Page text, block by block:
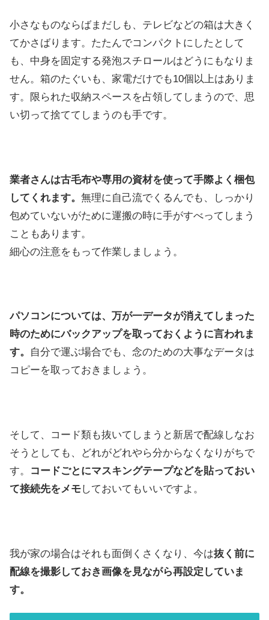
小さなものならばまだしも、テレビなどの箱は大きく
てかさばります。たたんでコンパクトにしたとして
も、中身を固定する発泡スチロールはどうにもなりま
せん。箱のたぐいも、家電だけでも10個以上はありま
す。限られた収納スペースを占領してしまうので、思
い切って捨ててしまうのも手です。
業者さんは古毛布や専用の資材を使って手際よく梱包
してくれます。 無理に自己流でくるんでも、しっかり
包めていないがために運搬の時に手がすべってしまう
こともあります。
細心の注意をもって作業しましょう。
パソコンについては、万が一データが消えてしまった
時のためにバックアップを取っておくように言われま
す。
自分で運ぶ場合でも、念のための大事なデータは
コピーを取っておきましょう。
そして、コード類も抜いてしまうと新居で配線しなお
そうとしても、どれがどれやら分からなくなりがちで
す。
コードごとにマスキングテープなどを貼っておい
て接続先をメモしておいてもいいですよ。
我が家の場合はそれも面倒くさくなり、今は抜く前に
配線を撮影しておき画像を見ながら再設定していま
す。